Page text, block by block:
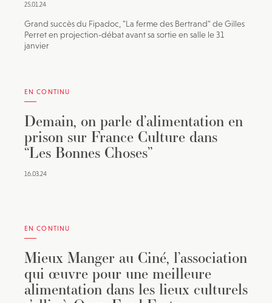
25.01.24
Grand succès du Fipadoc, "La ferme des Bertrand" de Gilles
Perret en projection-débat avant sa sortie en salle le 31
janvier
EN CONTINU
Demain, on parle d’alimentation en
prison sur France Culture dans
“Les Bonnes Choses”
16.03.24
EN CONTINU
Mieux Manger au Ciné, l’association
qui œuvre pour une meilleure
alimentation dans les lieux culturels